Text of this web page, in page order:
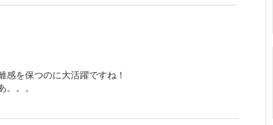
を保つのに大活躍ですね！
。。